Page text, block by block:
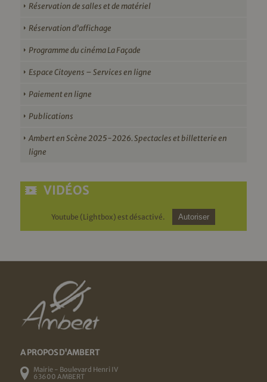
Réservation de salles et de matériel
Réservation d’affichage
Programme du cinéma La Façade
Espace Citoyens – Services en ligne
Paiement en ligne
Publications
Ambert en Scène 2025-2026. Spectacles et billetterie en
ligne
VIDÉOS
Youtube (Lightbox) est désactivé. Autoriser
A PROPOS D'AMBERT
Mairie - Boulevard Henri IV
63600 AMBERT